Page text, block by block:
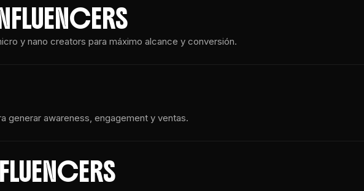
y nano creators para máximo alcance y conversión.
generar awareness, engagement y ventas.